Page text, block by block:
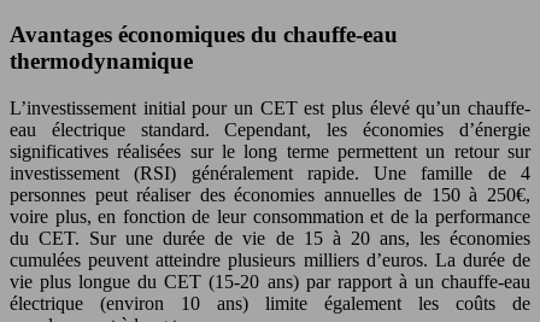
Avantages économiques du chauffe-eau
thermodynamique
L’investissement initial pour un CET est plus élevé qu’un chauffe-
eau électrique standard. Cependant, les économies d’énergie
significatives réalisées sur le long terme permettent un retour sur
investissement (RSI) généralement rapide. Une famille de 4
personnes peut réaliser des économies annuelles de 150 à 250€,
voire plus, en fonction de leur consommation et de la performance
du CET. Sur une durée de vie de 15 à 20 ans, les économies
cumulées peuvent atteindre plusieurs milliers d’euros. La durée de
vie plus longue du CET (15-20 ans) par rapport à un chauffe-eau
électrique (environ 10 ans) limite également les coûts de